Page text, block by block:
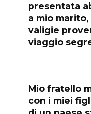
presentata
a mio
valigie
viaggio
Mio fratello
con i miei